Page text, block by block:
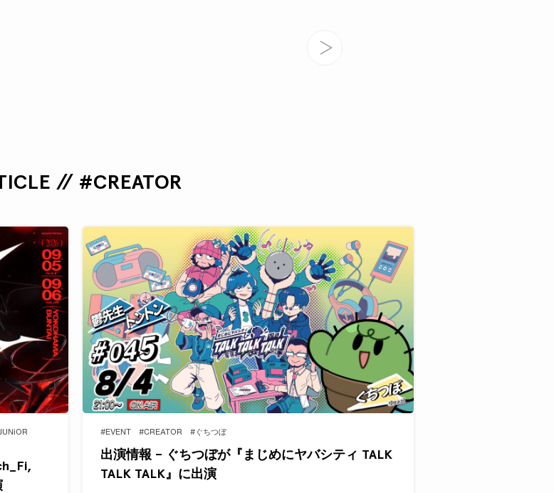
// #CREATOR
#EVENT #CREATOR #ぐちつぼ
出演情報 – ぐちつぼが『まじめにヤバシティ TALK
TALK TALK』に出演